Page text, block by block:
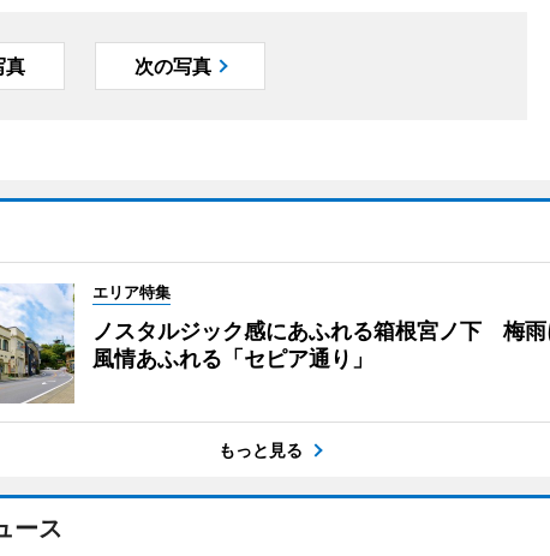
真 次の写真
エリア特集
ノスタルジック感にあふれる箱根宮ノ下 梅雨
風情あふれる「セピア通り」
もっと見る
ース